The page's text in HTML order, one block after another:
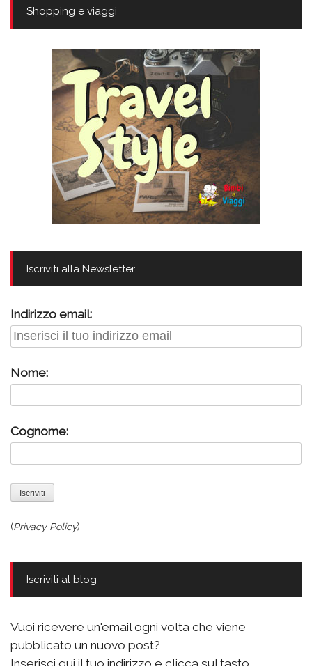
Shopping e viaggi
Iscriviti alla Newsletter
Indirizzo email:
Nome:
Cognome:
(Privacy Policy)
Iscriviti al blog
Vuoi ricevere un'email ogni volta che viene
pubblicato un nuovo post?